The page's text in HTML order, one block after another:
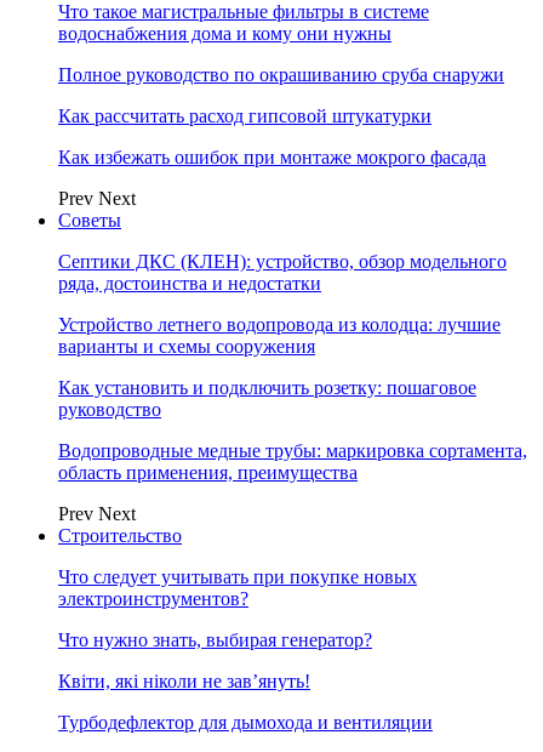
Что такое магистральные фильтры в системе
водоснабжения дома и кому они нужны
Полное руководство по окрашиванию сруба снаружи
Как рассчитать расход гипсовой штукатурки
Как избежать ошибок при монтаже мокрого фасада
Prev Next
Советы
Септики ДКС (КЛЕН): устройство, обзор модельного
ряда, достоинства и недостатки
Устройство летнего водопровода из колодца: лучшие
варианты и схемы сооружения
Как установить и подключить розетку: пошаговое
руководство
Водопроводные медные трубы: маркировка сортамента,
область применения, преимущества
Prev Next
Строительство
Что следует учитывать при покупке новых
электроинструментов?
Что нужно знать, выбирая генератор?
Квіти, які ніколи не зав’януть!
Турбодефлектор для дымохода и вентиляции